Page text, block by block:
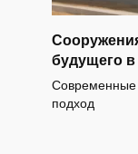
будущего в
Современные
подход